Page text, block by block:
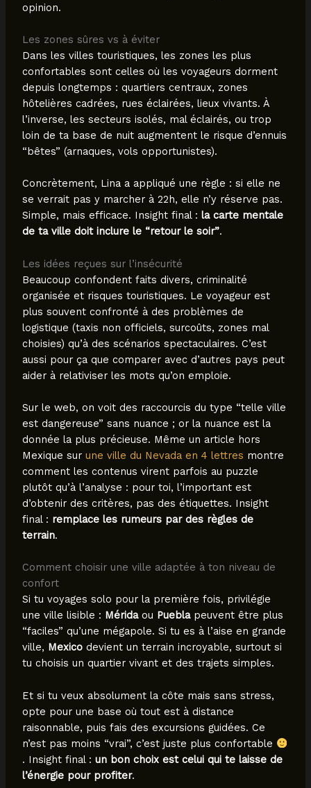
opinion.
Les zones sûres vs à éviter
Dans les villes touristiques, les zones les plus
confortables sont celles où les voyageurs dorment
depuis longtemps : quartiers centraux, zones
hôtelières cadrées, rues éclairées, lieux vivants. À
l’inverse, les secteurs isolés, mal éclairés, ou trop
loin de ta base de nuit augmentent le risque d’ennuis
“bêtes” (arnaques, vols opportunistes).
Concrètement, Lina a appliqué une règle : si elle ne
se verrait pas y marcher à 22h, elle n’y réserve pas.
Simple, mais efficace. Insight final : la carte mentale
de ta ville doit inclure le “retour le soir”.
Les idées reçues sur l’insécurité
Beaucoup confondent faits divers, criminalité
organisée et risques touristiques. Le voyageur est
plus souvent confronté à des problèmes de
logistique (taxis non officiels, surcoûts, zones mal
choisies) qu’à des scénarios spectaculaires. C’est
aussi pour ça que comparer avec d’autres pays peut
aider à relativiser les mots qu’on emploie.
Sur le web, on voit des raccourcis du type “telle ville
est dangereuse” sans nuance ; or la nuance est la
donnée la plus précieuse. Même un article hors
Mexique sur une ville du Nevada en 4 lettres montre
comment les contenus virent parfois au puzzle
plutôt qu’à l’analyse : pour toi, l’important est
d’obtenir des critères, pas des étiquettes. Insight
final : remplace les rumeurs par des règles de
terrain.
Comment choisir une ville adaptée à ton niveau de
confort
Si tu voyages solo pour la première fois, privilégie
une ville lisible : Méridaou Pueblapeuvent être plus
“faciles” qu’une mégapole. Si tu es à l’aise en grande
ville, Mexicodevient un terrain incroyable, surtout si
tu choisis un quartier vivant et des trajets simples.
Et si tu veux absolument la côte mais sans stress,
opte pour une base où tout est à distance
raisonnable, puis fais des excursions guidées. Ce
n’est pas moins “vrai”, c’est juste plus confortable
. Insight final : un bon choix est celui qui te laisse de
l’énergie pour profiter.